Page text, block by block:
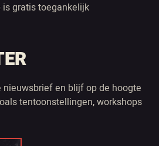
is gratis toegankelijk
en blijf op de hoogte
tentoonstellingen, workshops